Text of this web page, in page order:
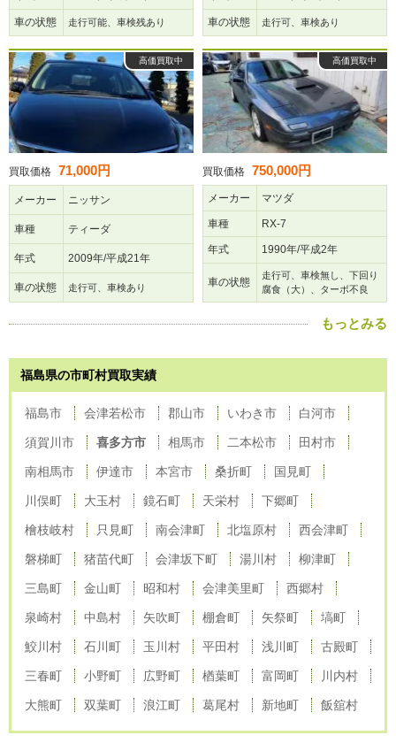
車の状態 走行可能、車検残あり 車の状態 走行可、車検あり
高価買取中
買取価格 71,000円
メーカー ニッサン
車種 ティーダ
年式 2009年/平成21年
車の状態 走行可、車検あり
高価買取中
買取価格 750,000円
メーカー マツダ
車種 RX-7
年式 1990年/平成2年
車の状態
走行可、車検無し、下回り
腐食（大）、ターボ不良
もっとみる
福島県の市町村買取実績
福島市 会津若松市 郡山市 いわき市 白河市
須賀川市 喜多方市 相馬市 二本松市 田村市
南相馬市 伊達市 本宮市 桑折町 国見町
川俣町 大玉村 鏡石町 天栄村 下郷町
檜枝岐村 只見町 南会津町 北塩原村 西会津町
磐梯町 猪苗代町 会津坂下町 湯川村 柳津町
三島町 金山町 昭和村 会津美里町 西郷村
泉崎村 中島村 矢吹町 棚倉町 矢祭町 塙町
鮫川村 石川町 玉川村 平田村 浅川町 古殿町
三春町 小野町 広野町 楢葉町 富岡町 川内村
大熊町 双葉町 浪江町 葛尾村 新地町 飯舘村